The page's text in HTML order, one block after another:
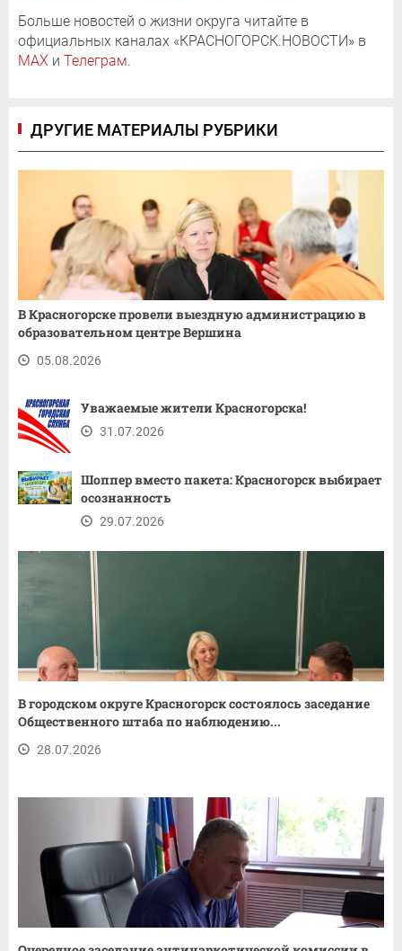
Больше новостей о жизни округа читайте в
официальных каналах «КРАСНОГОРСК.НОВОСТИ» в
MAX и Телеграм.
ДРУГИЕ МАТЕРИАЛЫ РУБРИКИ
В Красногорске провели выездную администрацию в
образовательном центре Вершина
05.08.2026
Уважаемые жители Красногорска!
31.07.2026
Шоппер вместо пакета: Красногорск выбирает
осознанность
29.07.2026
В городском округе Красногорск состоялось заседание
Общественного штаба по наблюдению...
28.07.2026